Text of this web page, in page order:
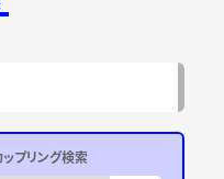
プリング検索